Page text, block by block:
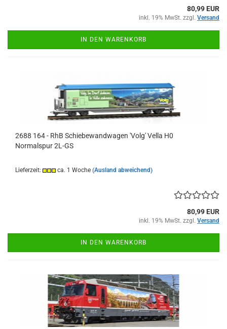
80,99 EUR
inkl. 19% MwSt. zzgl. Versand
IN DEN WARENKORB
2688 164 - RhB Schiebewandwagen 'Volg' Vella H0
Normalspur 2L-GS
Lieferzeit: ca. 1 Woche (Ausland abweichend)
80,99 EUR
inkl. 19% MwSt. zzgl. Versand
IN DEN WARENKORB